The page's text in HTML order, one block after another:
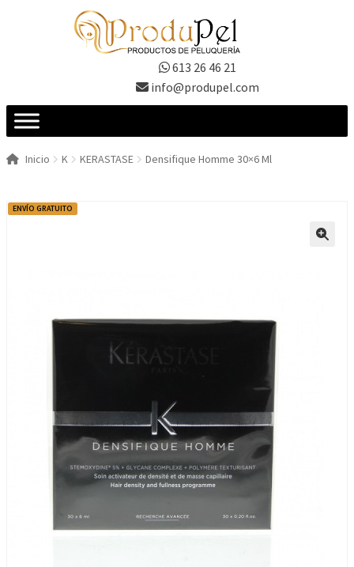
613 26 46 21
info@produpel.com
Inicio K KERASTASE Densifique Homme 30×6 Ml
ENVÍO GRATUITO